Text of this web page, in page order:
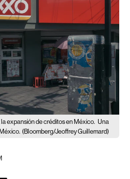
expansión de créditos en México. Una
(Bloomberg/Jeoffrey Guillemard)